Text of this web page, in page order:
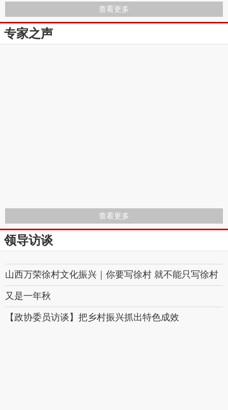
查看更多
专家之声
查看更多
领导访谈
山西万荣徐村文化振兴｜你要写徐村 就不能只写徐村
又是一年秋
【政协委员访谈】把乡村振兴抓出特色成效